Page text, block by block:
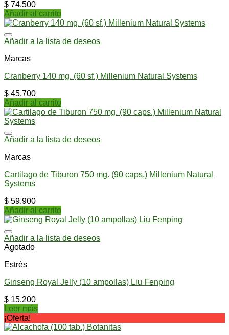
$ 74.500
Añadir al carrito
Añadir a la lista de deseos
Marcas
Cranberry 140 mg. (60 sf.) Millenium Natural Systems
$ 45.700
Añadir al carrito
Añadir a la lista de deseos
Marcas
Cartilago de Tiburon 750 mg. (90 caps.) Millenium Natural
Systems
$ 59.900
Añadir al carrito
Añadir a la lista de deseos
Agotado
Estrés
Ginseng Royal Jelly (10 ampollas) Liu Fenping
$ 15.200
Leer más
¡Oferta!